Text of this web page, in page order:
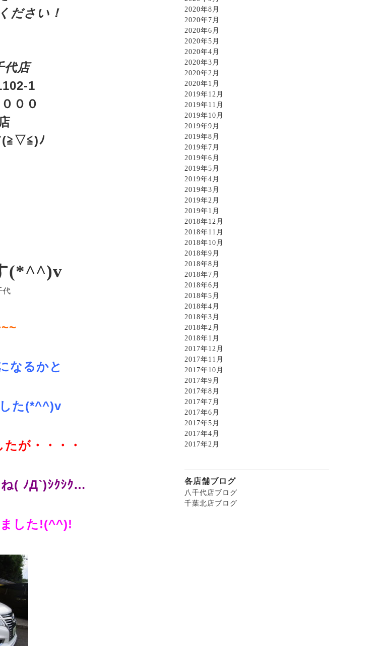
2020年8月
2020年7月
2020年6月
2020年5月
2020年4月
2020年3月
2020年2月
2020年1月
2019年12月
2019年11月
2019年10月
2019年9月
2019年8月
2019年7月
2019年6月
2019年5月
2019年4月
2019年3月
2019年2月
2019年1月
2018年12月
2018年11月
2018年10月
2018年9月
2018年8月
2018年7月
2018年6月
2018年5月
2018年4月
2018年3月
2018年2月
2018年1月
2017年12月
2017年11月
2017年10月
2017年9月
2017年8月
2017年7月
2017年6月
2017年5月
2017年4月
2017年2月
各店舗ブログ
八千代店ブログ
千葉北店ブログ
ださい！
代店
1
００
(≧▽≦)ﾉ
(*^^)v
代
なるかと
た(*^^)v
が・・・・
( ﾉД`)ｼｸｼｸ…
した!(^^)!